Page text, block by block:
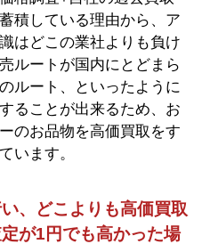
積している理由から、ア
はどこの業社よりも負け
ルートが国内にとどまら
ルート、といったように
ることが出来るため、お
のお品物を高価買取をす
います。
、どこよりも高価買取
が1円でも高かった場